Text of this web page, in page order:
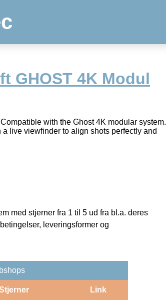
GHOST 4K Modul
with the Ghost 4K modular system.
live viewfinder to align shots perfectly and
med stjerner fra 1 til 5 ud fra bl.a. deres
leveringsformer og
Link